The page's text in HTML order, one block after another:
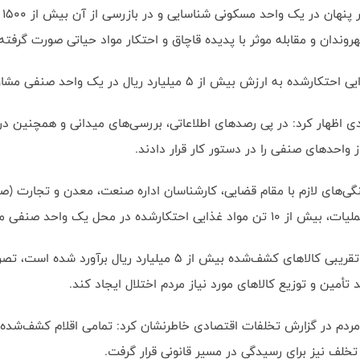
و مقابله موثر با پدیده قاچاق و احتکار مواد حیاتی صورت
اظهار کرد: در پی رصدهای اطلاعاتی، بررسی‌های میدانی و
صنفی را در دستور کار قرار دادند.
لازم با مقام قضایی، کارشناسان اداره صنعت، معدن و
در قائم‌شهر کشف و ضبط شد.
فرمانده ناحیه مقاومت بسیج سپاه قائم‌شهر با بیان اینکه ارزش
و توزیع کالاهای مورد نیاز مردم اختلال ایجاد کند.
در گزارش تخلفات اقتصادی خاطرنشان کرد: تمامی اقلام
نیز برای رسیدگی در مسیر قانونی قرار گرفت.